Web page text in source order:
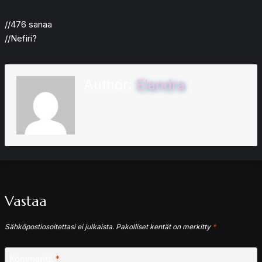
//476 sanaa
//Nefiri?
Elandra
Vastaa
Sähköpostiosoitettasi ei julkaista. Pakolliset kentät on merkitty *
*